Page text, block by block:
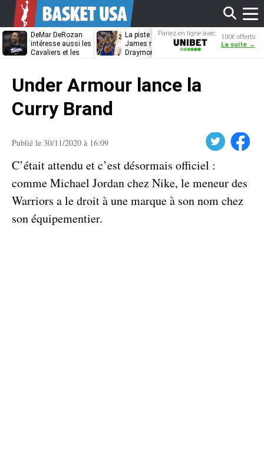
DeMar DeRozan
intéresse aussi les
Cavaliers et les
La piste LeBron
James refermée,
Draymond Green
DeRozan,
Thompson…
Pariez en ligne avec
Unibet
100€ offerts
La suite →
Under Armour lance la
Curry Brand
Publié le 30/11/2020 à 16:09 Facebook
C’était attendu et c’est désormais officiel :
comme Michael Jordan chez Nike, le meneur des
Warriors a le droit à une marque à son nom chez
son équipementier.